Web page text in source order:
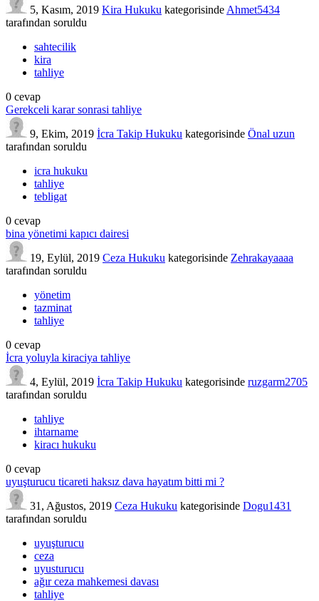
5, Kasım, 2019 Kira Hukuku kategorisinde Ahmet5434
tarafından soruldu
sahtecilik
kira
tahliye
0 cevap
Gerekceli karar sonrasi tahliye
9, Ekim, 2019 İcra Takip Hukuku kategorisinde Önal uzun
tarafından soruldu
icra hukuku
tahliye
tebligat
0 cevap
bina yönetimi kapıcı dairesi
19, Eylül, 2019 Ceza Hukuku kategorisinde Zehrakayaaaa
tarafından soruldu
yönetim
tazminat
tahliye
0 cevap
İcra yoluyla kiraciya tahliye
4, Eylül, 2019 İcra Takip Hukuku kategorisinde ruzgarm2705
tarafından soruldu
tahliye
ihtarname
kiracı hukuku
0 cevap
uyuşturucu ticareti haksız dava hayatım bitti mi ?
31, Ağustos, 2019 Ceza Hukuku kategorisinde Dogu1431
tarafından soruldu
uyuşturucu
ceza
uyusturucu
ağır ceza mahkemesi davası
tahliye